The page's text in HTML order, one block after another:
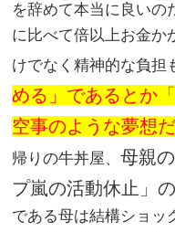
を辞めて本当に良いの
に比べて倍以上お金か
けでなく精神的な負担
める」であるとか
空事のような夢想
帰りの牛丼屋、母親
プ嵐の活動休止」
である母は結構ショッ